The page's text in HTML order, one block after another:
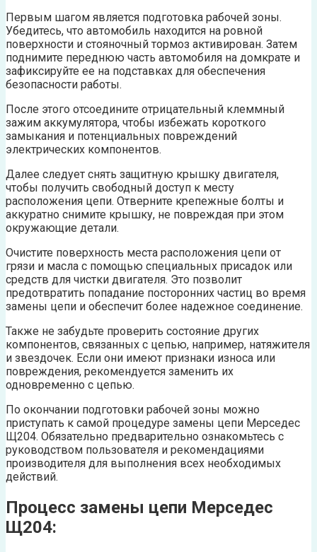
Первым шагом является подготовка рабочей зоны.
Убедитесь, что автомобиль находится на ровной
поверхности и стояночный тормоз активирован. Затем
поднимите переднюю часть автомобиля на домкрате и
зафиксируйте ее на подставках для обеспечения
безопасности работы.
После этого отсоедините отрицательный клеммный
зажим аккумулятора, чтобы избежать короткого
замыкания и потенциальных повреждений
электрических компонентов.
Далее следует снять защитную крышку двигателя,
чтобы получить свободный доступ к месту
расположения цепи. Отверните крепежные болты и
аккуратно снимите крышку, не повреждая при этом
окружающие детали.
Очистите поверхность места расположения цепи от
грязи и масла с помощью специальных присадок или
средств для чистки двигателя. Это позволит
предотвратить попадание посторонних частиц во время
замены цепи и обеспечит более надежное соединение.
Также не забудьте проверить состояние других
компонентов, связанных с цепью, например, натяжителя
и звездочек. Если они имеют признаки износа или
повреждения, рекомендуется заменить их
одновременно с цепью.
По окончании подготовки рабочей зоны можно
приступать к самой процедуре замены цепи Мерседес
Щ204. Обязательно предварительно ознакомьтесь с
руководством пользователя и рекомендациями
производителя для выполнения всех необходимых
действий.
Процесс замены цепи Мерседес
Щ204: